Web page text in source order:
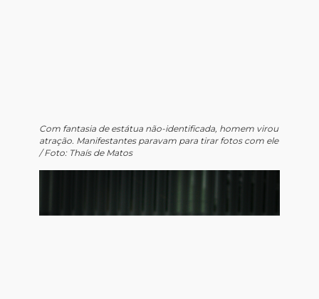
Com fantasia de estátua não-identificada, homem virou
atração. Manifestantes paravam para tirar fotos com ele
/ Foto: Thaís de Matos